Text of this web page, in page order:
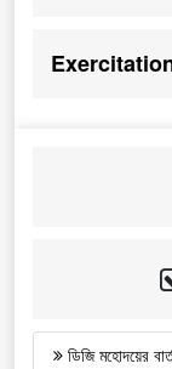
ডিজি মহোদয়ের